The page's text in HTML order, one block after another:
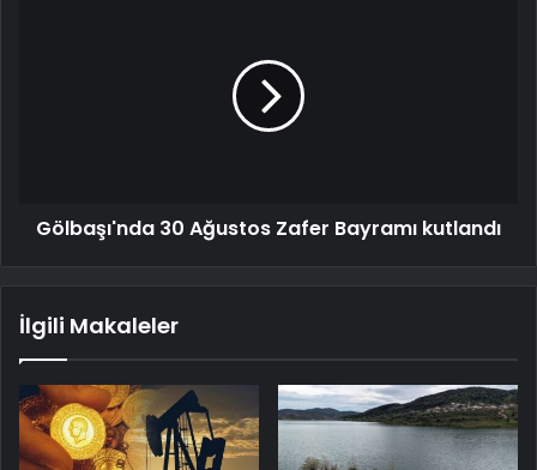
Gölbaşı'nda 30 Ağustos Zafer Bayramı kutlandı
İlgili Makaleler